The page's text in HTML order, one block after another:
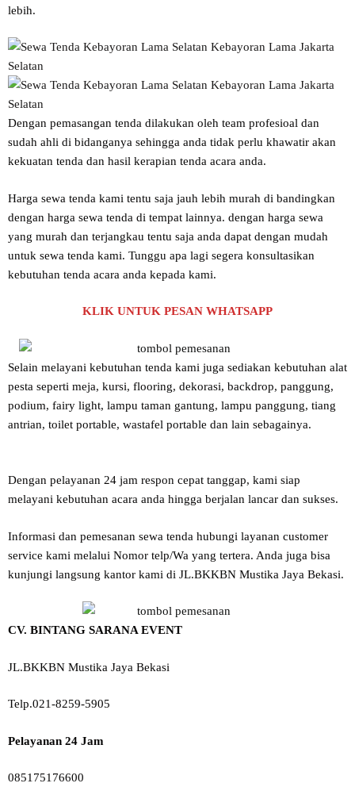
lebih.
Dengan pemasangan tenda dilakukan oleh team profesioal dan
sudah ahli di bidanganya sehingga anda tidak perlu khawatir akan
kekuatan tenda dan hasil kerapian tenda acara anda.
Harga sewa tenda kami tentu saja jauh lebih murah di bandingkan
dengan harga sewa tenda di tempat lainnya. dengan harga sewa
yang murah dan terjangkau tentu saja anda dapat dengan mudah
untuk sewa tenda kami. Tunggu apa lagi segera konsultasikan
kebutuhan tenda acara anda kepada kami.
KLIK UNTUK PESAN WHATSAPP
Selain melayani kebutuhan tenda kami juga sediakan kebutuhan alat
pesta seperti meja, kursi, flooring, dekorasi, backdrop, panggung,
podium, fairy light, lampu taman gantung, lampu panggung, tiang
antrian, toilet portable, wastafel portable dan lain sebagainya.
Dengan pelayanan 24 jam respon cepat tanggap, kami siap
melayani kebutuhan acara anda hingga berjalan lancar dan sukses.
Informasi dan pemesanan sewa tenda hubungi layanan customer
service kami melalui Nomor telp/Wa yang tertera. Anda juga bisa
kunjungi langsung kantor kami di JL.BKKBN Mustika Jaya Bekasi.
CV. BINTANG SARANA EVENT
JL.BKKBN Mustika Jaya Bekasi
Telp.021-8259-5905
Pelayanan 24 Jam
085175176600